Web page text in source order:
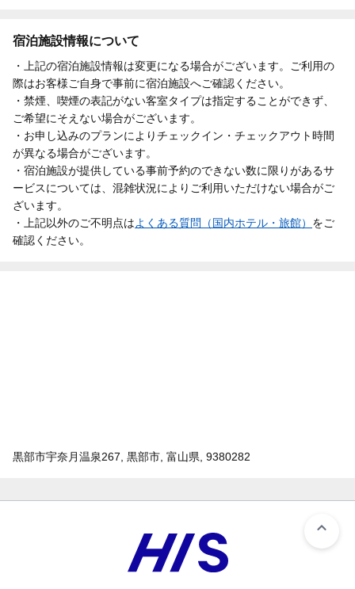
宿泊施設情報について
・上記の宿泊施設情報は変更になる場合がございます。ご利用の
際はお客様ご自身で事前に宿泊施設へご確認ください。
・禁煙、喫煙の表記がない客室タイプは指定することができず、
ご希望にそえない場合がございます。
・お申し込みのプランによりチェックイン・チェックアウト時間
が異なる場合がございます。
・宿泊施設が提供している事前予約のできない数に限りがあるサ
ービスについては、混雑状況によりご利用いただけない場合がご
ざいます。
・上記以外のご不明点はよくある質問（国内ホテル・旅館） をご
確認ください。
黒部市宇奈月温泉267, 黒部市, 富山県, 9380282